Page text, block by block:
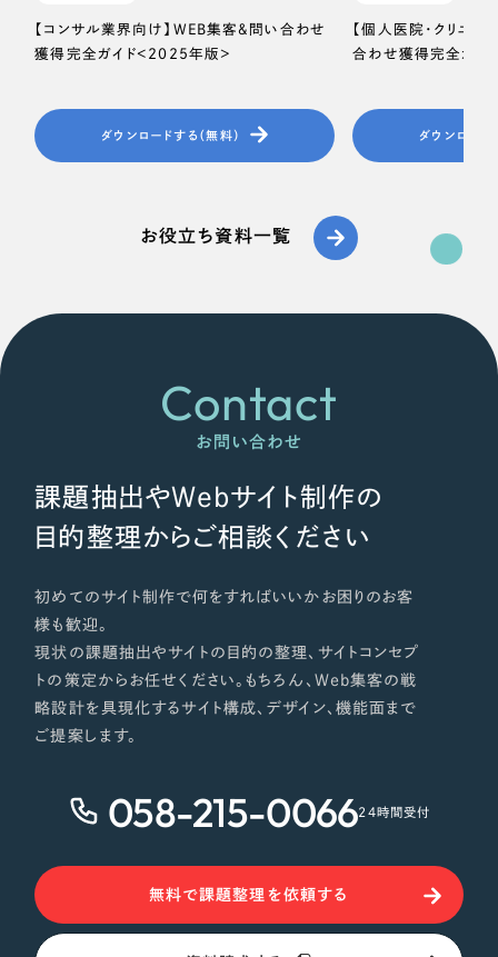
【コンサル業界向け】WEB集客＆問い合わせ
獲得完全ガイド＜2025年版＞
ダウンロードする（無料）
【個人医院・クリニッ
合わせ獲得完全ガイ
ダウンロード
お役立ち資料一覧
Contact
お問い合わせ
課題抽出やWebサイト制作の
目的整理からご相談ください
初めてのサイト制作で何をすればいいかお困りのお客
様も歓迎。
現状の課題抽出やサイトの目的の整理、サイトコンセプ
トの策定からお任せください。もちろん、Web集客の戦
略設計を具現化するサイト構成、デザイン、機能面まで
ご提案します。
058-215-006624時間受付
無料で課題整理を依頼する